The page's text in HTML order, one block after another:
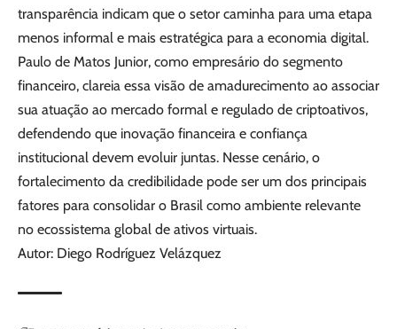
transparência indicam que o setor caminha para uma etapa
menos informal e mais estratégica para a economia digital.
Paulo de Matos Junior, como empresário do segmento
financeiro, clareia essa visão de amadurecimento ao associar
sua atuação ao mercado formal e regulado de criptoativos,
defendendo que inovação financeira e confiança
institucional devem evoluir juntas. Nesse cenário, o
fortalecimento da credibilidade pode ser um dos principais
fatores para consolidar o Brasil como ambiente relevante
no ecossistema global de ativos virtuais.
Autor: Diego Rodríguez Velázquez